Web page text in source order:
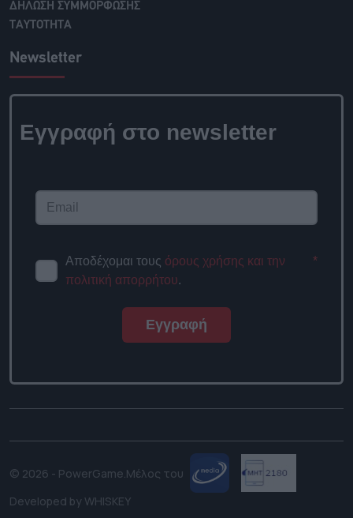
ΔΗΛΩΣΗ ΣΥΜΜΟΡΦΩΣΗΣ
ΤΑΥΤΟΤΗΤΑ
Newsletter
Εγγραφή στο newsletter
Αποδέχομαι τους όρους χρήσης και την
πολιτική απορρήτου.
*
Εγγραφή
© 2026 - PowerGame. Μέλος του
Developed by WHISKEY